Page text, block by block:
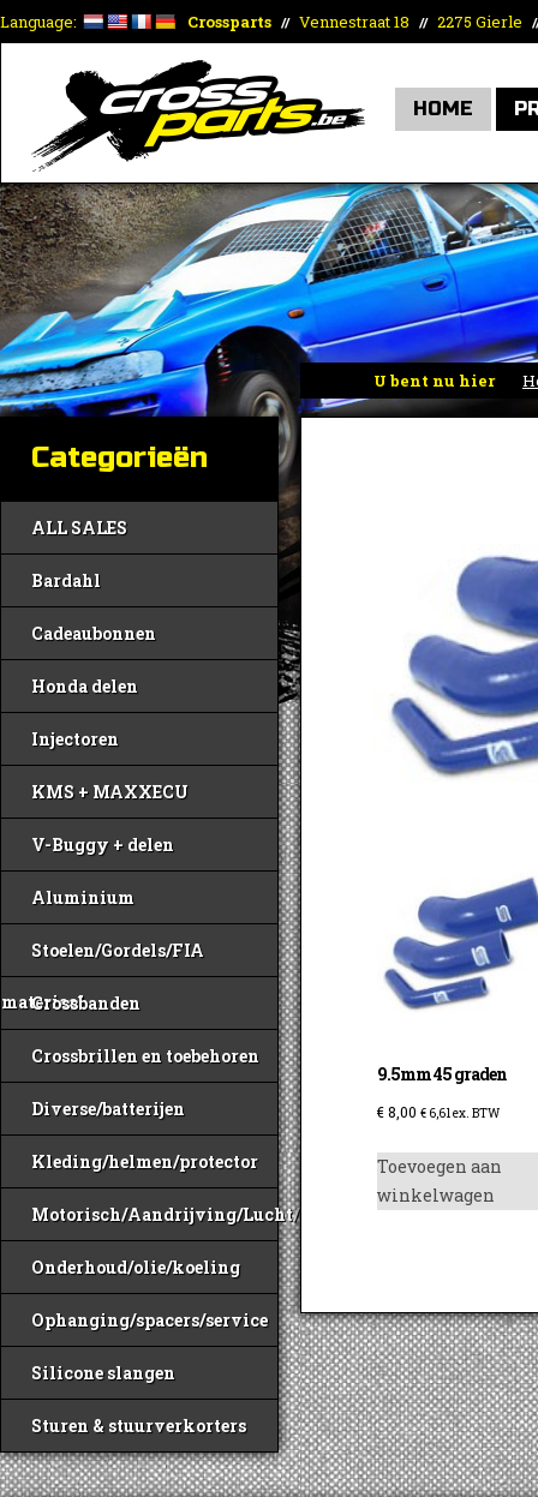
Language: Crossparts // Vennestraat 18 // 2275 Gierle
HOME
U bent nu hier
Categorieën
ALL SALES
Bardahl
Cadeaubonnen
Honda delen
Injectoren
KMS + MAXXECU
V-Buggy + delen
Aluminium
Stoelen/Gordels/FIA
materiaal
Crossbanden
Crossbrillen en toebehoren
Diverse/batterijen
Kleding/helmen/protector
Motorisch/Aandrijving/Lucht/Benzine
Onderhoud/olie/koeling
Ophanging/spacers/service
Silicone slangen
Sturen & stuurverkorters
9.5mm 45 graden
€8,00 € 6,61ex. BTW
Toevoegen aan
winkelwagen